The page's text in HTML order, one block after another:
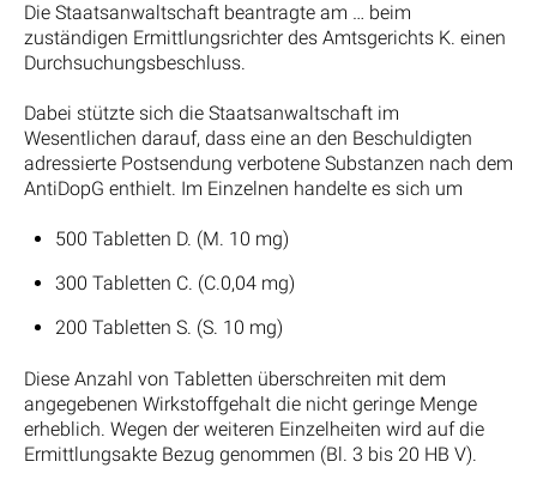
Die Staatsanwaltschaft beantragte am … beim
zuständigen Ermittlungsrichter des Amtsgerichts K. einen
Durchsuchungsbeschluss.
Dabei stützte sich die Staatsanwaltschaft im
Wesentlichen darauf, dass eine an den Beschuldigten
adressierte Postsendung verbotene Substanzen nach dem
AntiDopG enthielt. Im Einzelnen handelte es sich um
500 Tabletten D. (M. 10 mg)
300 Tabletten C. (C.0,04 mg)
200 Tabletten S. (S. 10 mg)
Diese Anzahl von Tabletten überschreiten mit dem
angegebenen Wirkstoffgehalt die nicht geringe Menge
erheblich. Wegen der weiteren Einzelheiten wird auf die
Ermittlungsakte Bezug genommen (Bl. 3 bis 20 HB V).